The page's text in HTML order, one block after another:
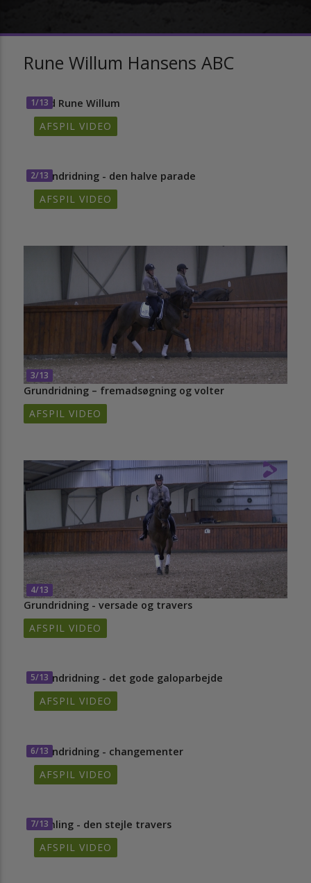
Rune Willum Hansens ABC
1/13
Mød Rune Willum
AFSPIL VIDEO
2/13
Grundridning - den halve parade
AFSPIL VIDEO
3/13
Grundridning – fremadsøgning og volter
AFSPIL VIDEO
4/13
Grundridning - versade og travers
AFSPIL VIDEO
5/13
Grundridning - det gode galoparbejde
AFSPIL VIDEO
6/13
Grundridning - changementer
AFSPIL VIDEO
7/13
Samling - den stejle travers
AFSPIL VIDEO